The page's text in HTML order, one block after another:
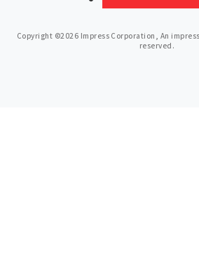
Copyright ©2026 Impress Corporation, An
reserved.